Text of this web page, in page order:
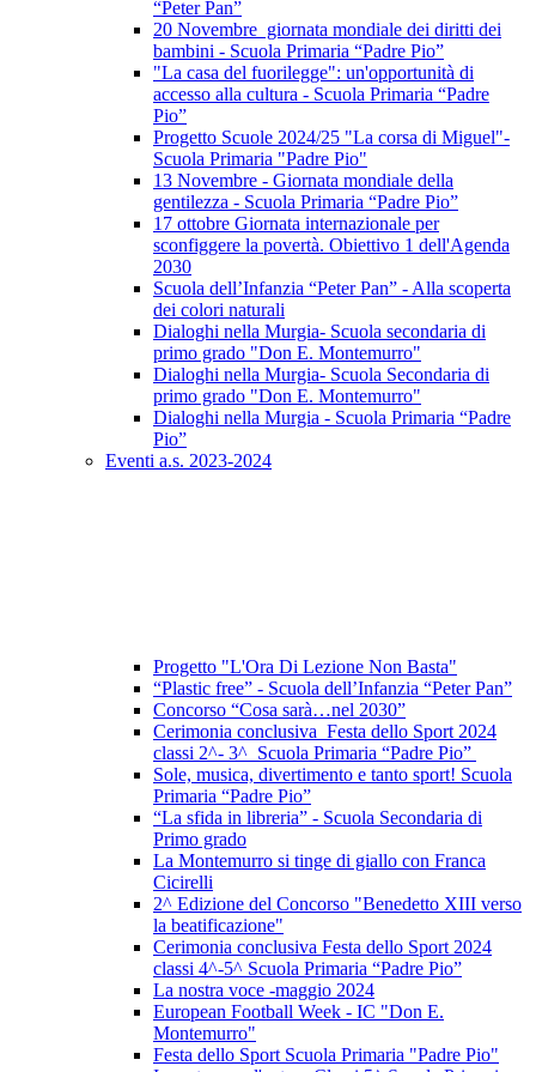
“Peter Pan”
20 Novembre giornata mondiale dei diritti dei
bambini - Scuola Primaria “Padre Pio”
"La casa del fuorilegge": un'opportunità di
accesso alla cultura - Scuola Primaria “Padre
Pio”
Progetto Scuole 2024/25 "La corsa di Miguel"-
Scuola Primaria "Padre Pio"
13 Novembre - Giornata mondiale della
gentilezza - Scuola Primaria “Padre Pio”
17 ottobre Giornata internazionale per
sconfiggere la povertà. Obiettivo 1 dell'Agenda
2030
Scuola dell’Infanzia “Peter Pan” - Alla scoperta
dei colori naturali
Dialoghi nella Murgia- Scuola secondaria di
primo grado "Don E. Montemurro"
Dialoghi nella Murgia- Scuola Secondaria di
primo grado "Don E. Montemurro"
Dialoghi nella Murgia - Scuola Primaria “Padre
Pio”
Eventi a.s. 2023-2024
Progetto "L'Ora Di Lezione Non Basta"
“Plastic free” - Scuola dell’Infanzia “Peter Pan”
Concorso “Cosa sarà…nel 2030”
Cerimonia conclusiva Festa dello Sport 2024
classi 2^- 3^ Scuola Primaria “Padre Pio”
Sole, musica, divertimento e tanto sport! Scuola
Primaria “Padre Pio”
“La sfida in libreria” - Scuola Secondaria di
Primo grado
La Montemurro si tinge di giallo con Franca
Cicirelli
2^ Edizione del Concorso "Benedetto XIII verso
la beatificazione"
Cerimonia conclusiva Festa dello Sport 2024
classi 4^-5^ Scuola Primaria “Padre Pio”
La nostra voce -maggio 2024
European Football Week - IC "Don E.
Montemurro"
Festa dello Sport Scuola Primaria "Padre Pio"